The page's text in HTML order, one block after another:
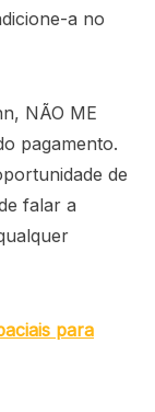
a no
NÃO ME
pagamento.
de
falar a
para